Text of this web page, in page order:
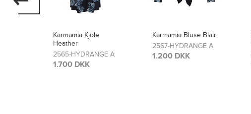
Karmamia Bluse Blair
2567-HYDRANGE A
1.200 DKK
Karmamia Bukser
Lou
2566-HYDRANGE A